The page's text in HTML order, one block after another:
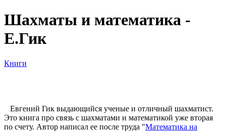
Шахматы и математика -
Е.Гик
Книги
Евгений Гик выдающийся ученые и отличный шахматист.
Это книга про связь с шахматами и математикой уже вторая
по счету. Автор написал ее после труда "Математика на